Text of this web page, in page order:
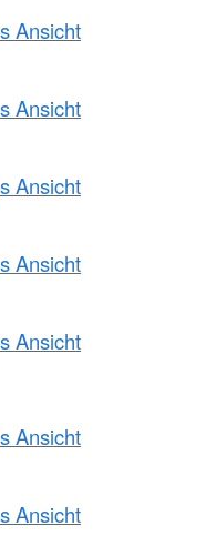
Ansicht
Ansicht
Ansicht
Ansicht
Ansicht
Ansicht
Ansicht